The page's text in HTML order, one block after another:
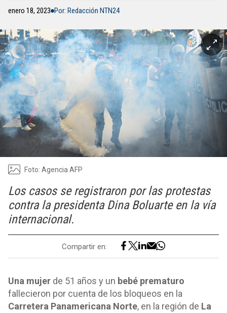
enero 18, 2023 Por: Redacción NTN24
Foto: Agencia AFP
Los casos se registraron por las protestas
contra la presidenta Dina Boluarte en la vía
internacional.
Compartir en:
Una mujer de 51 años y un bebé prematuro
fallecieron por cuenta de los bloqueos en la
Carretera Panamericana Norte, en la región de La